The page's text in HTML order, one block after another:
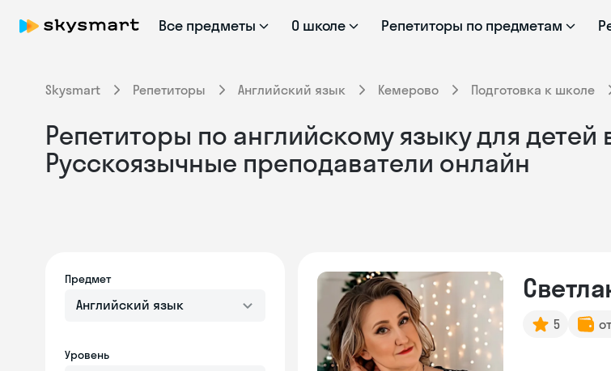
Все предметы О школе Репетиторы по предметам
Skysmart Репетиторы Английский язык Кемерово Подготовка к школе
Репетиторы по английскому языку для
Русскоязычные преподаватели онлайн
Предмет
Английский язык
Уровень
5